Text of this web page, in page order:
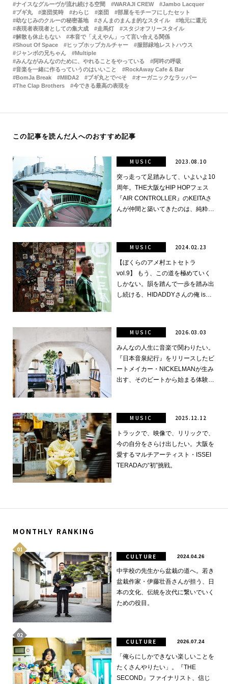
ナイスなグルーヴが流れ続ける空間 WARAJI CREW
Jambo Lacquer
ブギ丸
楽団笑時 わらじ 楽団
部屋をモチーフにしたセット
幼なじみのクルーの秘密基地
さんまのまんま的なスタイル
地元に還元
表現者表現者としての集大成
走馬灯
スタジオフリースタイル
解散も休止もない
本音で「ええやん」って言い合える関係
Shout Of Space
ヒップホップカルチャー
服部緑地レストハウス
ジャンボの兄ちゃん
Multiple
みんながみんなのために、やれることをやっている
阿吽の呼吸
音楽を一緒に作るっていうのはいいこと
RockAway Cafe & Bar
BomJa Break
MIIDA2 ブギ丸とでべそ
オーガニックなラッパー
The Clap Brothers
今できる最高の表現を
この記事を読んだ人へのおすすめ記事
突っ走って足踏みして、いよいよ10
周年。THE大阪なHIP HOPフェス
『AIR CONTROLLER』のKEITAさ
んが仲間と築いてきたのは、純粋な
MUSIC 2023.08.10
【ぼくらのアメ村エトセトラ
vol.9】 もう、この道を極めていく
しかない。韻を踏んで一歩を踏み出
し続ける、HIDADDYさんの俺 is
MUSIC 2024.02.23
みんなの人生に音楽で関わりたい。
『日本音泉紀行』をリリースしたビ
ートメイカー・NICKELMANが生み
出す、そのビートから始まる体験と
MUSIC 2026.03.03
トラックで、映像で、リリックで、
今の自分をさらけ出したい。大阪を
愛するマルチアーティスト・ISSEI
TERADAの“初”挑戦。
MUSIC 2025.12.12
MONTHLY RANKING
CULTURE 2024.04.26
中学校の先生から盆栽の道へ。若き
盆栽作家・伊藤壮吾さんが担う、日
本の文化、伝統を次代に繋いでいく
ための役目。
CULTURE 2026.07.24
「俺らにしかできない楽しいことを
たくさんやりたい」。『THE
SECOND』ファイナリスト、信じ